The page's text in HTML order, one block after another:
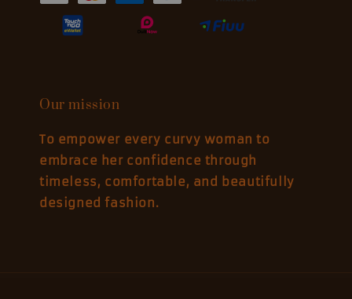
Our mission
To empower every curvy woman to
embrace her confidence through
timeless, comfortable, and beautifully
designed fashion.